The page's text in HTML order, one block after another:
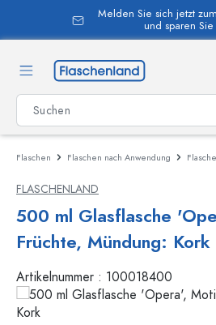
springen
Melden Sie sich jetzt
und sparen
Flaschen Flaschen nach Anwendung
FLASCHENLAND
500 ml Glasflasche
Früchte, Mündung: Kork
Artikelnummer : 100018400